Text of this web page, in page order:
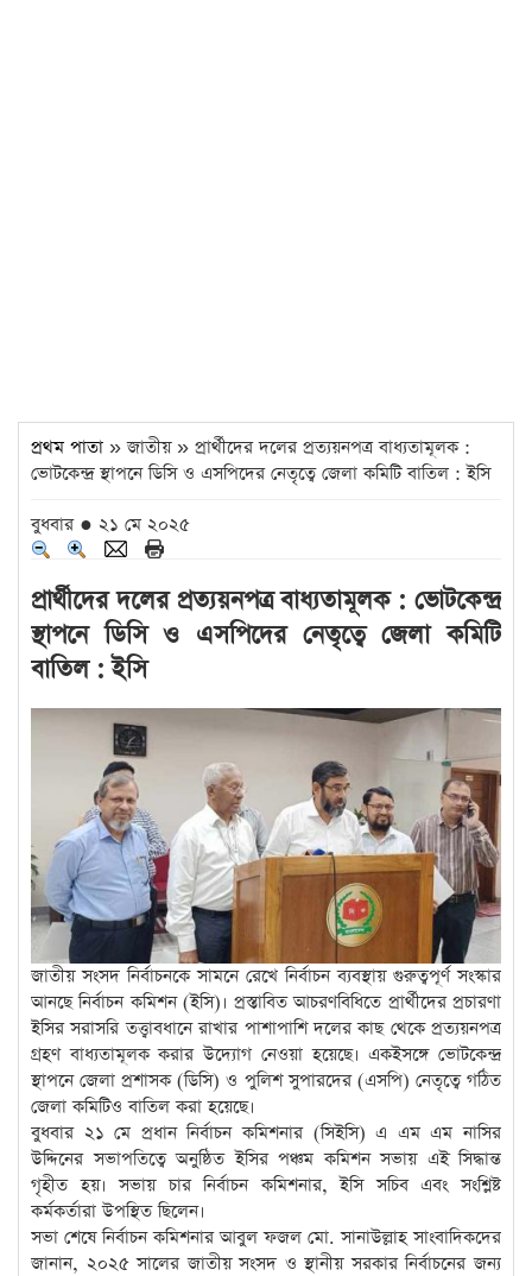
প্রথম পাতা » জাতীয় » প্রার্থীদের দলের প্রত্যয়নপত্র বাধ্যতামূলক :
ভোটকেন্দ্র স্থাপনে ডিসি ও এসপিদের নেতৃত্বে জেলা কমিটি বাতিল : ইসি
বুধবার ● ২১ মে ২০২৫
প্রার্থীদের দলের প্রত্যয়নপত্র বাধ্যতামূলক : ভোটকেন্দ্র
স্থাপনে ডিসি ও এসপিদের নেতৃত্বে জেলা কমিটি
বাতিল : ইসি
জাতীয় সংসদ নির্বাচনকে সামনে রেখে নির্বাচন ব্যবস্থায় গুরুত্বপূর্ণ সংস্কার
আনছে নির্বাচন কমিশন (ইসি)। প্রস্তাবিত আচরণবিধিতে প্রার্থীদের প্রচারণা
ইসির সরাসরি তত্ত্বাবধানে রাখার পাশাপাশি দলের কাছ থেকে প্রত্যয়নপত্র
গ্রহণ বাধ্যতামূলক করার উদ্যোগ নেওয়া হয়েছে। একইসঙ্গে ভোটকেন্দ্র
স্থাপনে জেলা প্রশাসক (ডিসি) ও পুলিশ সুপারদের (এসপি) নেতৃত্বে গঠিত
জেলা কমিটিও বাতিল করা হয়েছে।
বুধবার ২১ মে প্রধান নির্বাচন কমিশনার (সিইসি) এ এম এম নাসির
উদ্দিনের সভাপতিত্বে অনুষ্ঠিত ইসির পঞ্চম কমিশন সভায় এই সিদ্ধান্ত
গৃহীত হয়। সভায় চার নির্বাচন কমিশনার, ইসি সচিব এবং সংশ্লিষ্ট
কর্মকর্তারা উপস্থিত ছিলেন।
সভা শেষে নির্বাচন কমিশনার আবুল ফজল মো. সানাউল্লাহ সাংবাদিকদের
জানান, ২০২৫ সালের জাতীয় সংসদ ও স্থানীয় সরকার নির্বাচনের জন্য